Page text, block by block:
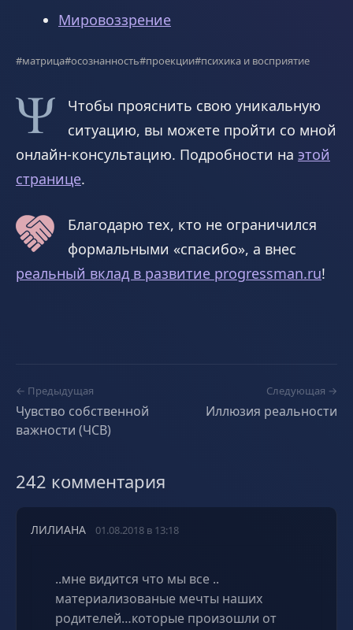
Мировоззрение
#матрица#осознанность#проекции#психика и восприятие
Чтобы прояснить свою уникальную
ситуацию, вы можете пройти со мной
онлайн-консультацию. Подробности на этой
странице.
Благодарю тех, кто не ограничился
формальными «спасибо», а внес
реальный вклад в развитие progressman.ru!
← Предыдущая
Чувство собственной
важности (ЧСВ)
Следующая →
Иллюзия реальности
242 комментария
ЛИЛИАНА 01.08.2018 в 13:18
..мне видится что мы все ..
материализованые мечты наших
родителей…которые произошли от